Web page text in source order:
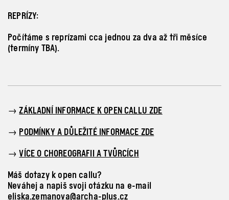
REPRÍZY:
Počítáme s reprízami cca jednou za dva až tři měsíce
(termíny TBA).
→ZÁKLADNÍ INFORMACE K OPEN CALLU ZDE
→ PODMÍNKY A DŮLEŽITÉ INFORMACE ZDE
→VÍCE O CHOREOGRAFII A TVŮRCÍCH
Máš dotazy k open callu?
Neváhej a napiš svoji otázku na e-mail
eliska.zemanova@archa-plus.cz